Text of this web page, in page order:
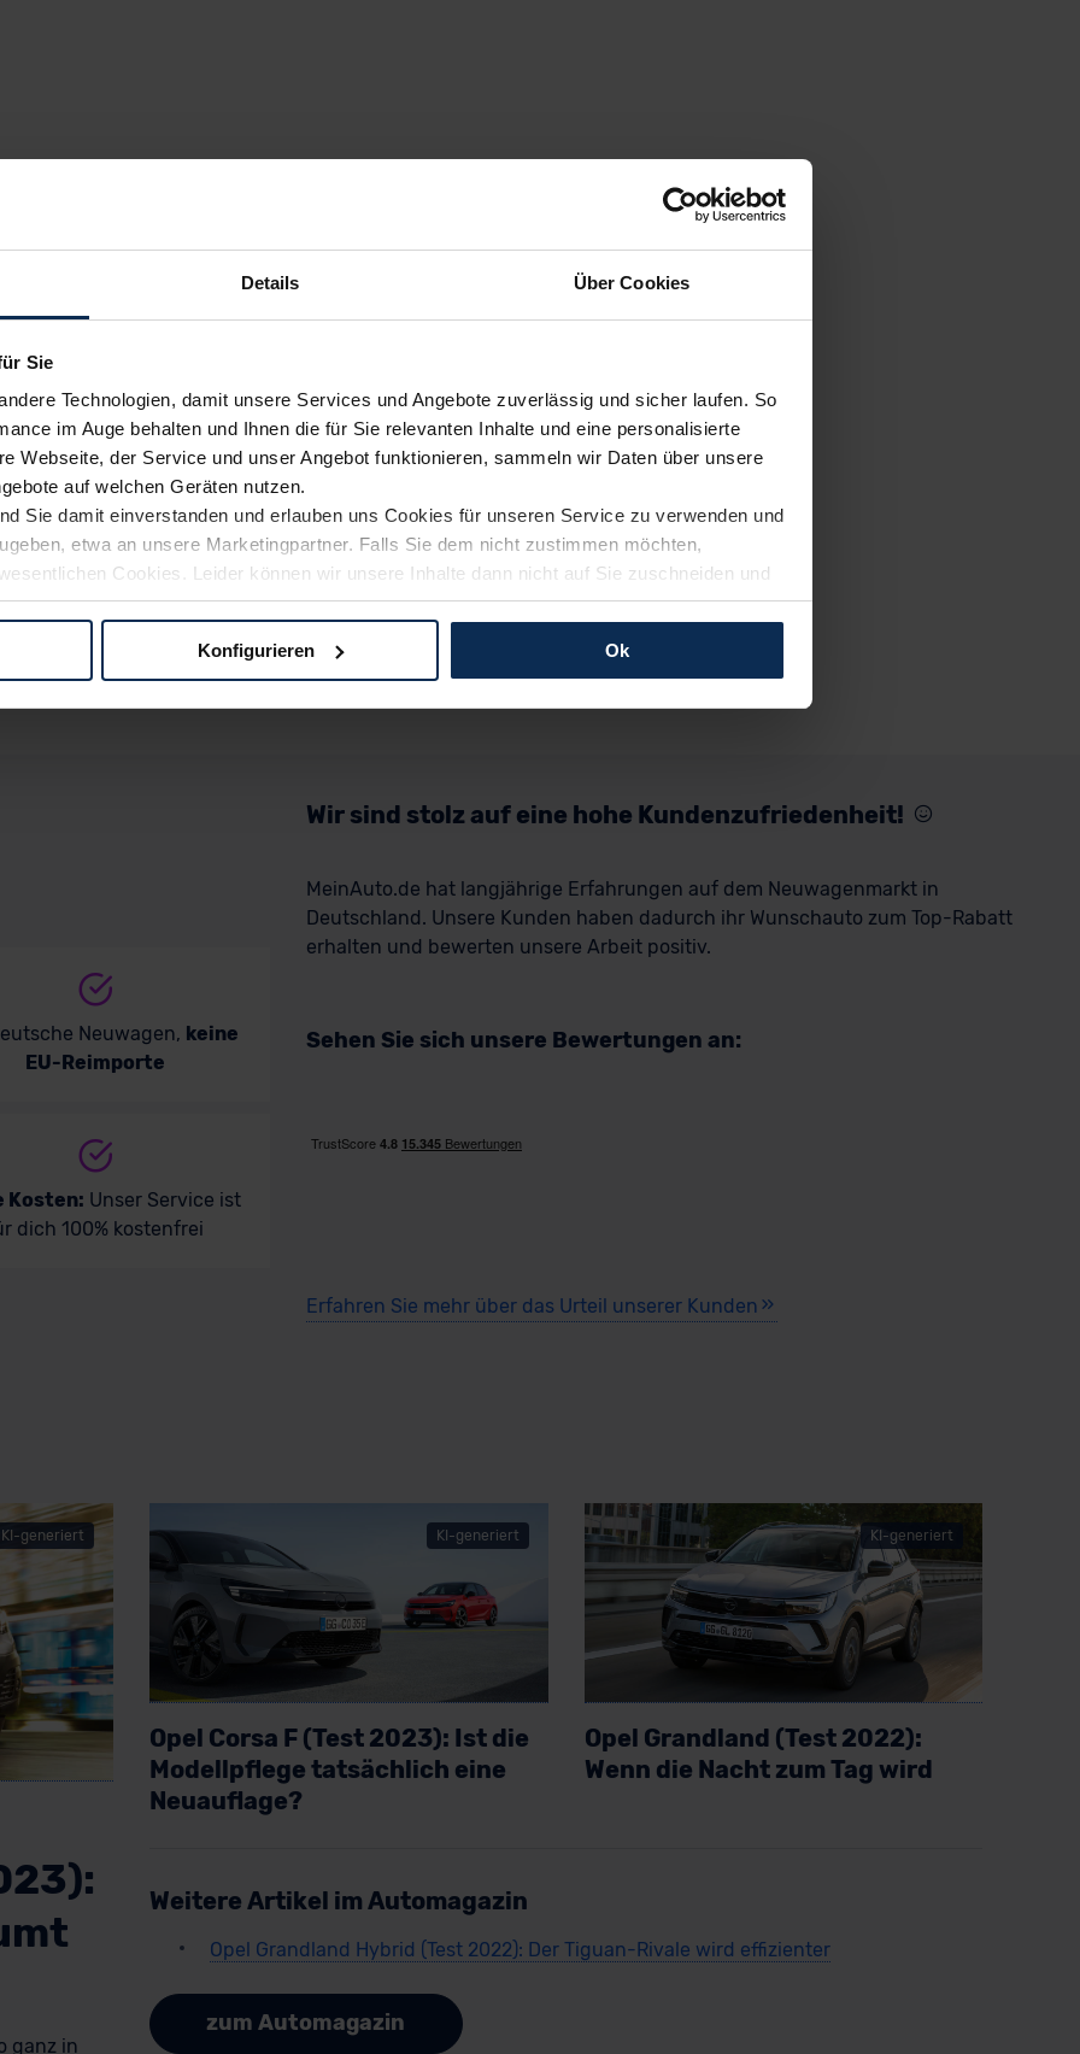
Details Über Cookies
Sie
Technologien, damit unsere Services und Angebote zuverlässig und sicher laufen. So
im Auge behalten und Ihnen die für Sie relevanten Inhalte und eine personalisierte
Webseite, der Service und unser Angebot funktionieren, sammeln wir Daten über unsere
auf welchen Geräten nutzen.
Sie damit einverstanden und erlauben uns Cookies für unseren Service zu verwenden und
etwa an unsere Marketingpartner. Falls Sie dem nicht zustimmen möchten,
Cookies. Leider können wir unsere Inhalte dann nicht auf Sie zuschneiden und
Weg zu Ihrem Neuwagen unterstützen. Sie können die Einstellungen jederzeit anpassen
Sie hierzu Ihre Einwilligung freiwillig erteilen. Nähere Informationen zu den bestehenden
Konfigurieren Ok
Neuwagen, keine
EU-Reimporte
Kosten: Unser Service ist
dich 100% kostenfrei
Wir sind stolz auf eine hohe Kundenzufriedenheit!
MeinAuto.de hat langjährige Erfahrungen auf dem Neuwagenmarkt in
Deutschland. Unsere Kunden haben dadurch ihr Wunschauto zum Top-Rabatt
erhalten und bewerten unsere Arbeit positiv.
Sehen Sie sich unsere Bewertungen an:
Erfahren Sie mehr über das Urteil unserer Kunden
KI-generiert
ganz in
KI-generiert
Opel Corsa F (Test 2023): Ist die
Modellpflege tatsächlich eine
Neuauflage?
KI-generiert
Opel Grandland (Test 2022):
Wenn die Nacht zum Tag wird
Weitere Artikel im Automagazin
Opel Grandland Hybrid (Test 2022): Der Tiguan-Rivale wird effizienter
zum Automagazin